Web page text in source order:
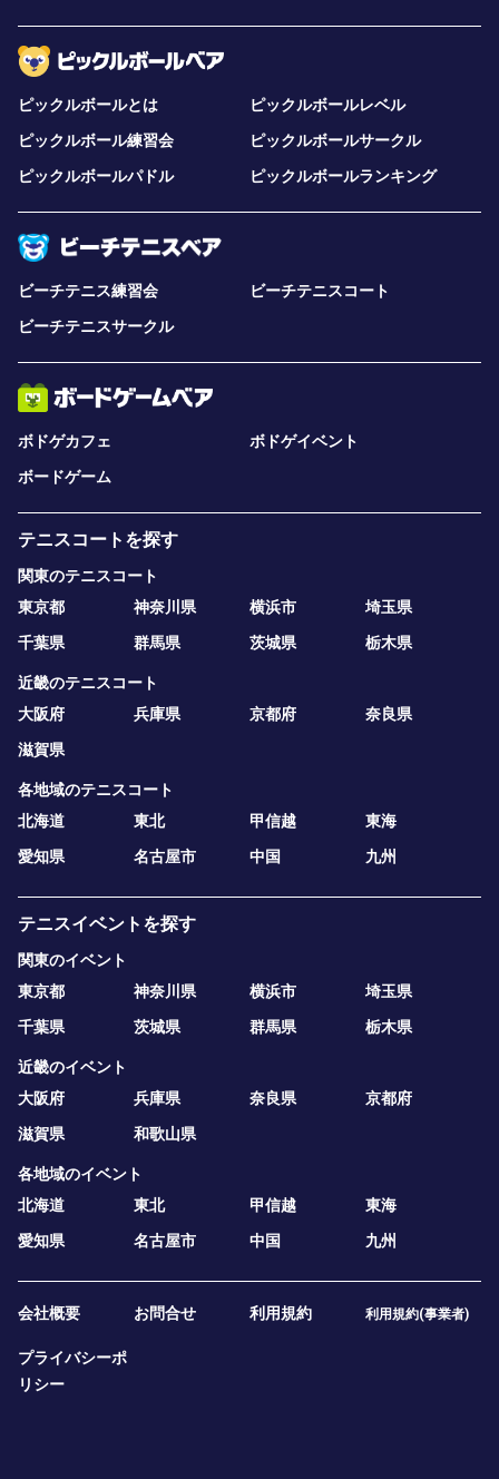
ピックルボールとは
ピックルボールレベル
ピックルボール練習会
ピックルボールサークル
ピックルボールパドル
ピックルボールランキング
ビーチテニス練習会
ビーチテニスコート
ビーチテニスサークル
ボドゲカフェ
ボドゲイベント
ボードゲーム
テニスコートを探す
関東のテニスコート
東京都
神奈川県 横浜市
埼玉県
千葉県
群馬県 茨城県 栃木県
近畿のテニスコート
大阪府
兵庫県 京都府
奈良県
滋賀県
各地域のテニスコート
北海道
東北 甲信越
東海
愛知県
名古屋市 中国 九州
テニスイベントを探す
関東のイベント
東京都
神奈川県 横浜市
埼玉県
千葉県
茨城県 群馬県 栃木県
近畿のイベント
大阪府
兵庫県 奈良県
京都府
滋賀県
和歌山県
各地域のイベント
北海道
東北 甲信越
東海
愛知県
名古屋市 中国 九州
会社概要 お問合せ 利用規約 利用規約(事業者)
プライバシーポ
リシー